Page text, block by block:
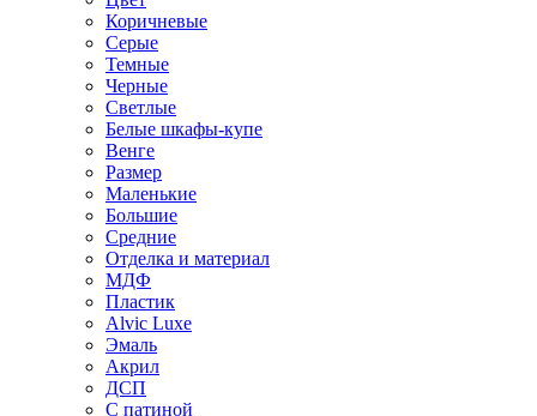
Коричневые
Серые
Темные
Черные
Светлые
Белые шкафы-купе
Венге
Размер
Маленькие
Большие
Средние
Отделка и материал
МДФ
Пластик
Alvic Luxe
Эмаль
Акрил
ДСП
С патиной